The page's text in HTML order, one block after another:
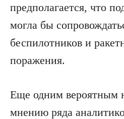
предполагается, что
могла бы
беспилотников и
поражения.
Еще одним вероятным
мнению ряда